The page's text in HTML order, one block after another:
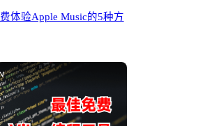
体验Apple Music的5种方